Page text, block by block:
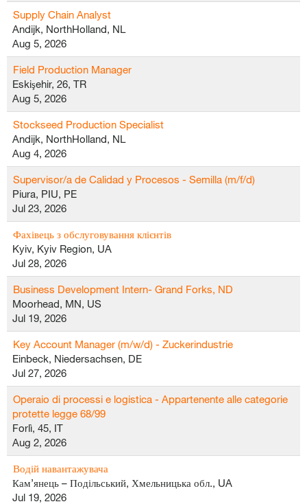
Supply Chain Analyst
Andijk, NorthHolland, NL
Aug 5, 2026
Field Production Manager
Eskişehir, 26, TR
Aug 5, 2026
Stockseed Production Specialist
Andijk, NorthHolland, NL
Aug 4, 2026
Supervisor/a de Calidad y Procesos - Semilla (m/f/d)
Piura, PIU, PE
Jul 23, 2026
Фахівець з обслуговування клієнтів
Kyiv, Kyiv Region, UA
Jul 28, 2026
Business Development Intern- Grand Forks, ND
Moorhead, MN, US
Jul 19, 2026
Key Account Manager (m/w/d) - Zuckerindustrie
Einbeck, Niedersachsen, DE
Jul 27, 2026
Operaio di processi e logistica - Appartenente alle categorie
protette legge 68/99
Forlì, 45, IT
Aug 2, 2026
Водій навантажувача
Кам’янець – Подільський, Хмельницька обл., UA
Jul 19, 2026